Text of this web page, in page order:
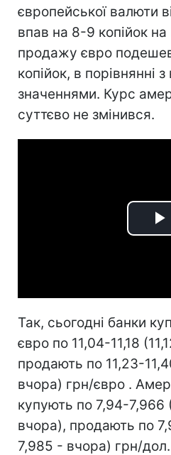
європейської валюти
впав на 8-9 копійок на
продажу євро
копійок, в порівнянні
значеннями. Курс
суттєво не змінився.
Так, сьогодні банки
євро по 11,04-11,18
продають по 11,23-
вчора) грн/євро .
купують по 7,94-7,966
вчора), продають по
7,985 - вчора) грн/